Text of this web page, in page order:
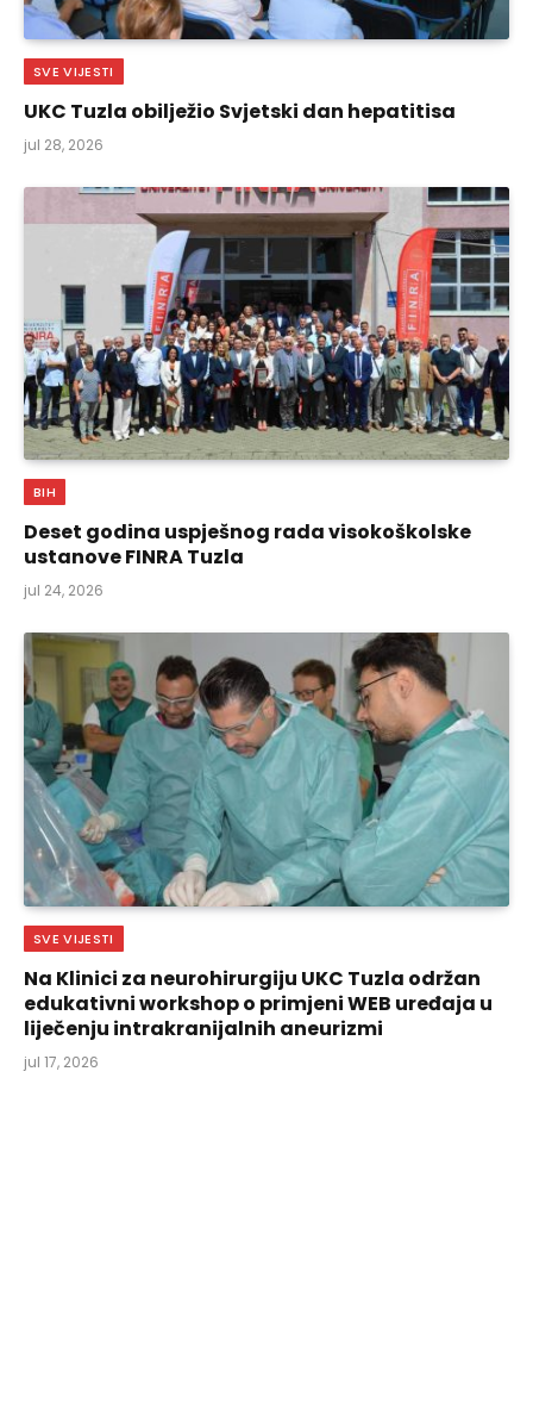
SVE VIJESTI
UKC Tuzla obilježio Svjetski dan hepatitisa
jul 28, 2026
BIH
Deset godina uspješnog rada visokoškolske
ustanove FINRA Tuzla
jul 24, 2026
SVE VIJESTI
Na Klinici za neurohirurgiju UKC Tuzla održan
edukativni workshop o primjeni WEB uređaja u
liječenju intrakranijalnih aneurizmi
jul 17, 2026